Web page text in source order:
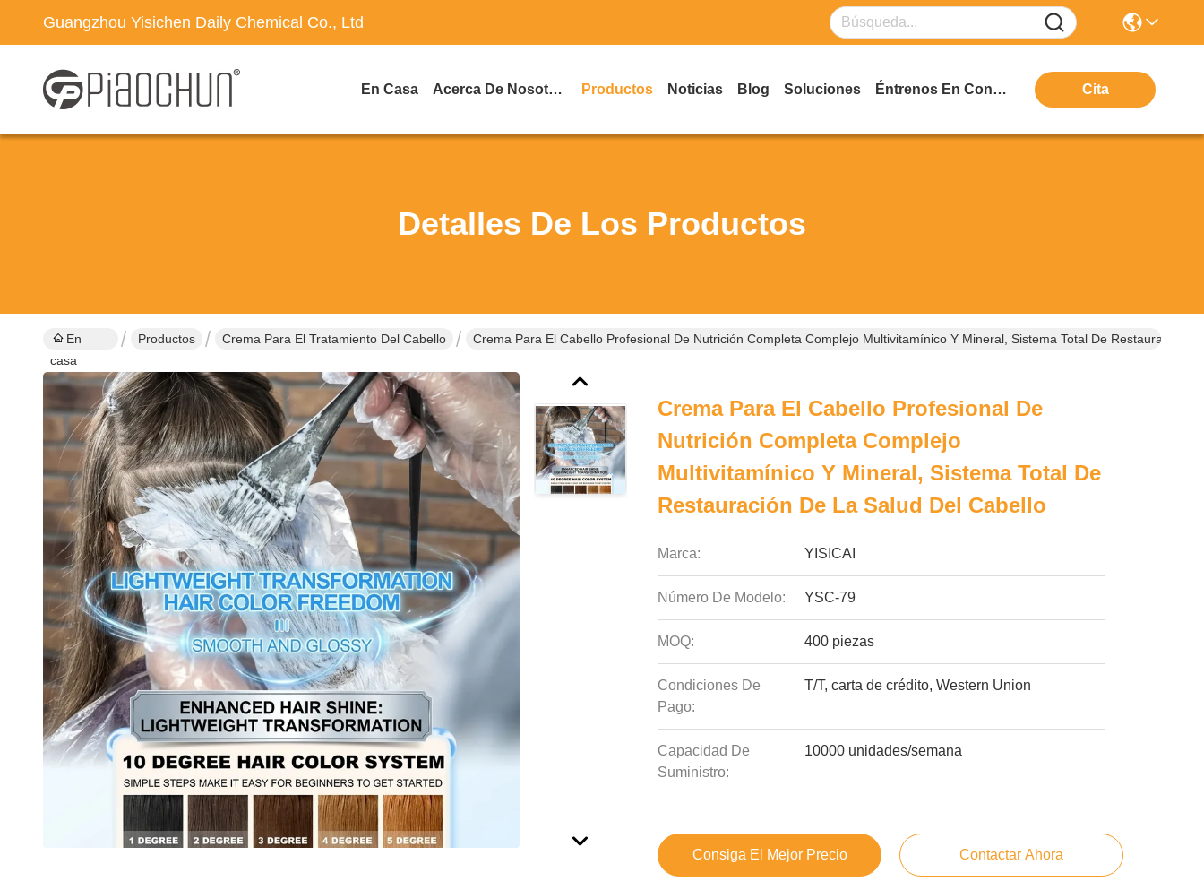
Guangzhou Yisichen Daily Chemical Co., Ltd
En Casa Acerca De Nosotros Productos Noticias Blog Soluciones Éntrenos En Contacto Con Cita
Detalles De Los Productos
En
casa
Productos Crema Para El Tratamiento Del Cabello Crema Para El Cabello Profesional De Nutrición Completa Complejo Multivitamínico Y Mineral, Sistema Total De Restauración
Crema Para El Cabello Profesional De
Nutrición Completa Complejo
Multivitamínico Y Mineral, Sistema Total De
Restauración De La Salud Del Cabello
Marca: YISICAI
Número De Modelo: YSC-79
MOQ: 400 piezas
Condiciones De
Pago:
T/T, carta de crédito, Western Union
Capacidad De
Suministro:
10000 unidades/semana
Consiga El Mejor Precio Contactar Ahora